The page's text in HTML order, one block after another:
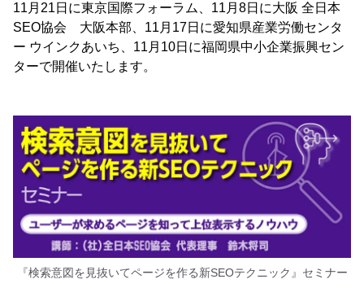
11月21日に東京国際フォーラム、11月8日に大阪 全日本
SEO協会 大阪本部、11月17日に愛知県産業労働センタ
ー ウインクあいち、11月10日に福岡県中小企業振興セン
ターで開催いたします。
『検索意図を見抜いてページを作る新SEOテクニック』セミナー